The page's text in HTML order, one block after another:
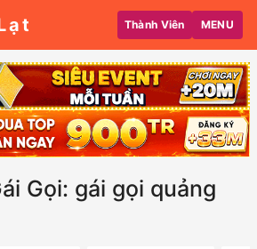
Thành Viên MENU
Gọi: gái gọi quảng